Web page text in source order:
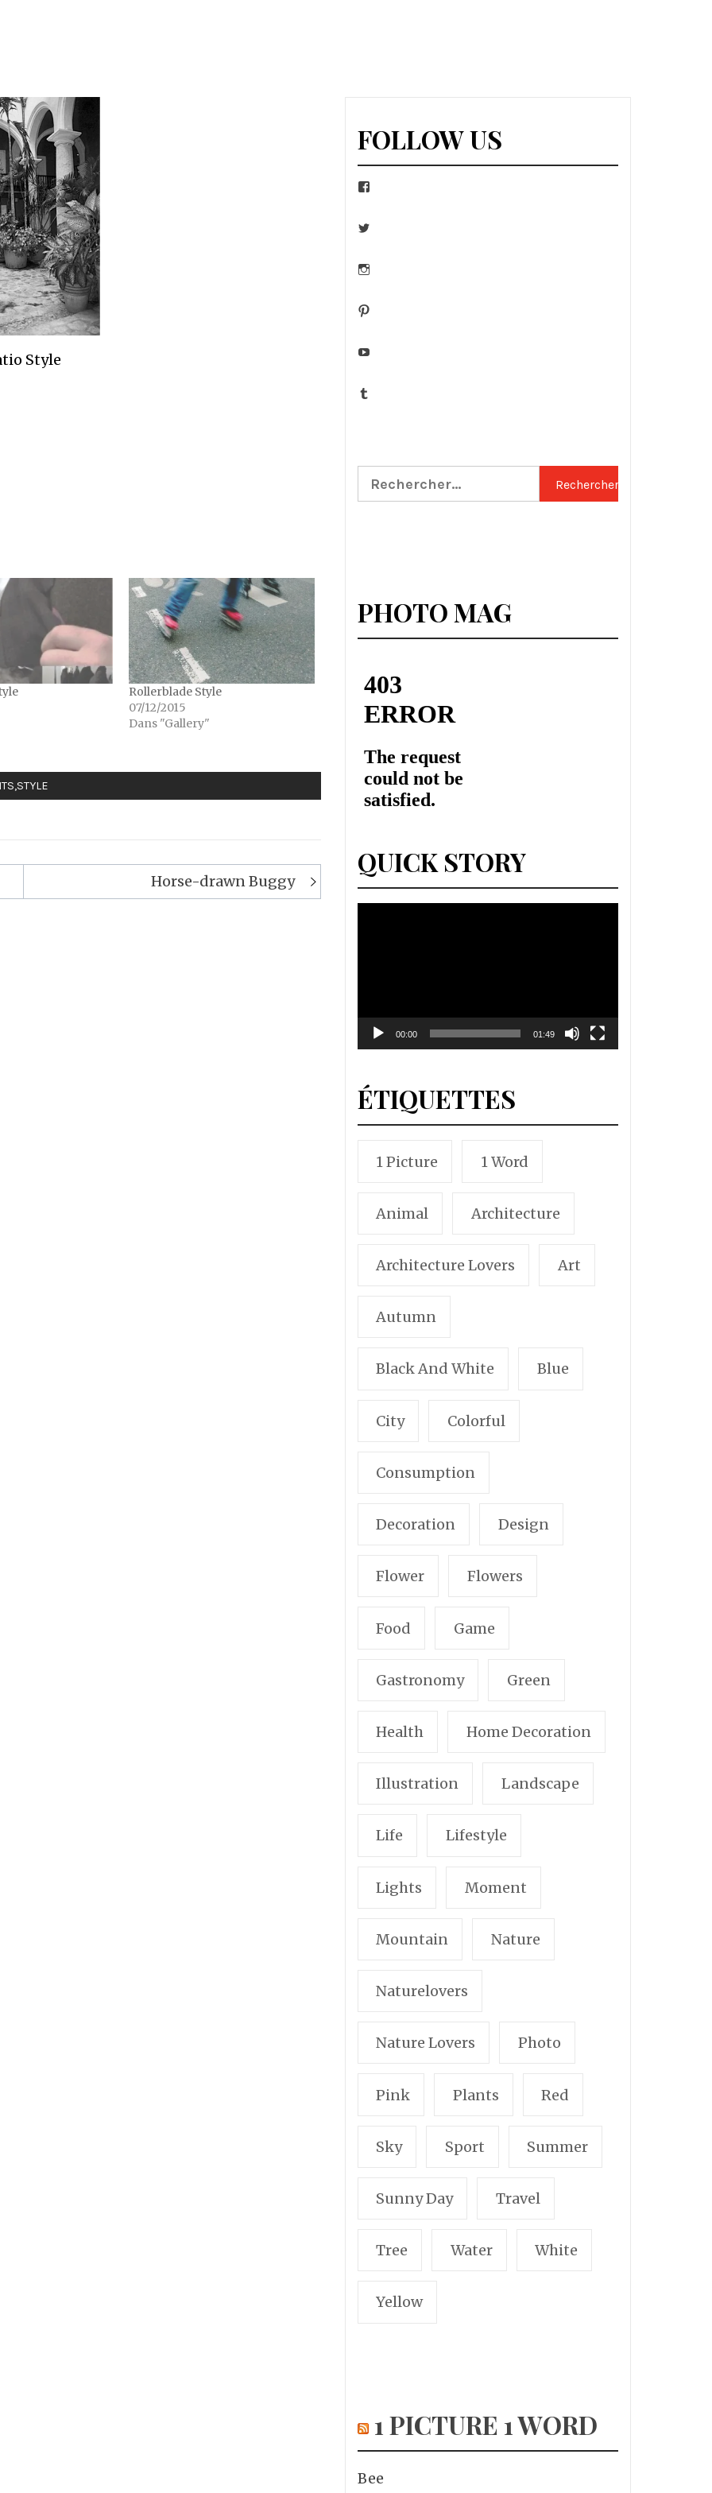
Style
Rollerblade Style
07/12/2015
Dans "Gallery"
,STYLE
Horse-drawn Buggy
FOLLOW US
Facebook
Twitter
Instagram
Pinterest
YouTube
Tumblr
Rechercher :
PHOTO MAG
QUICK STORY
00:00 01:49
ÉTIQUETTES
1 Picture 1 Word
Animal Architecture
Architecture Lovers Art
Autumn
Black And White Blue
City Colorful
Consumption
Decoration Design
Flower Flowers
Food Game
Gastronomy Green
Health Home Decoration
Illustration Landscape
Life Lifestyle
Lights Moment
Mountain Nature
Naturelovers
Nature Lovers Photo
Pink Plants Red
Sky Sport Summer
Sunny Day Travel
Tree Water White
Yellow
1 PICTURE 1 WORD
Bee